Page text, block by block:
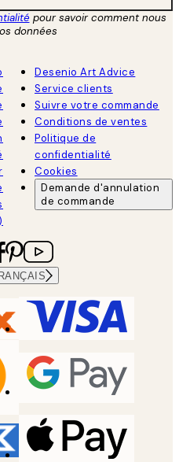
pour savoir comment nous
données
Desenio Art Advice
Service clients
Suivre votre commande
Conditions de ventes
Politique de
confidentialité
Cookies
Demande d'annulation
de commande